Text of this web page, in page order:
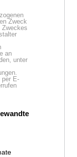
Zweck
Zweckes
an
unter
per E-